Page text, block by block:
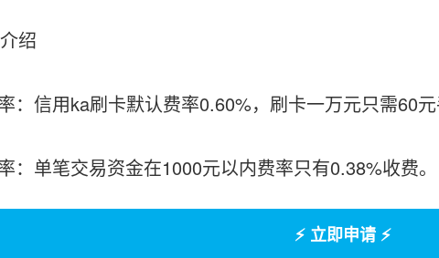
绍
：信用ka刷卡默认费率0.60%，刷卡一万元只需60元
：单笔交易资金在1000元以内费率只有0.38%收费。
⚡ 立即申请 ⚡